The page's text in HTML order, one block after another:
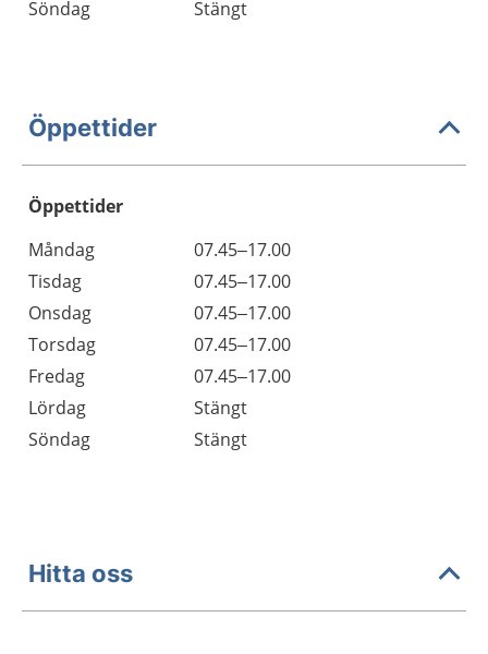
Söndag
Stängt
Öppettider
Öppettider
Dag
Öppettider
Kommentarer
Måndag
07.45–17.00
Tisdag
07.45–17.00
Onsdag
07.45–17.00
Torsdag
07.45–17.00
Fredag
07.45–17.00
Lördag
Stängt
Söndag
Stängt
Hitta oss